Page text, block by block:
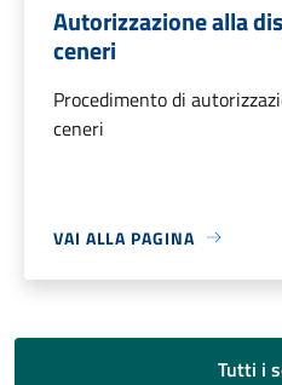
Autorizzazione alla
ceneri
Procedimento di
ceneri
VAI ALLA PAGINA
Tutti i